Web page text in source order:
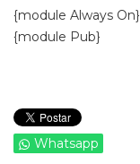
{module Always On}
{module Pub}
Whatsapp